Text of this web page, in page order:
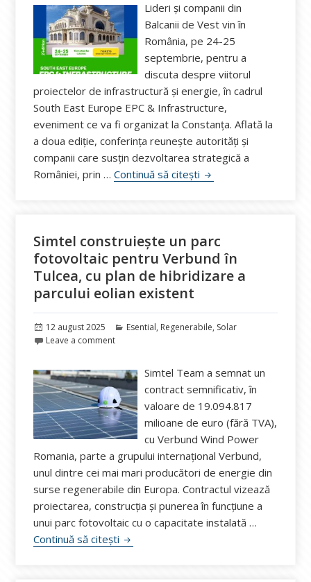
Lideri și companii din
Balcanii de Vest vin în
România, pe 24-25
septembrie, pentru a
discuta despre viitorul
proiectelor de infrastructură și energie, în cadrul
South East Europe EPC & Infrastructure,
eveniment ce va fi organizat la Constanța. Aflată la
a doua ediție, conferința reunește autorități și
companii care susțin dezvoltarea strategică a
României, prin …Continuă să citești Recomandăm South
Simtel construiește un parc
fotovoltaic pentru Verbund în
Tulcea, cu plan de hibridizare a
parcului eolian existent
Publicat
pe
12 august 2025 Categorii
Esential, Regenerabile, Solar
Leave a comment
Simtel Team a semnat un
contract semnificativ, în
valoare de 19.094.817
milioane de euro (fără TVA),
cu Verbund Wind Power
Romania, parte a grupului internațional Verbund,
unul dintre cei mai mari producători de energie din
surse regenerabile din Europa. Contractul vizează
proiectarea, construcția și punerea în funcțiune a
unui parc fotovoltaic cu o capacitate instalată …
Continuă să citești Simtel construiește un parc fotovoltaic